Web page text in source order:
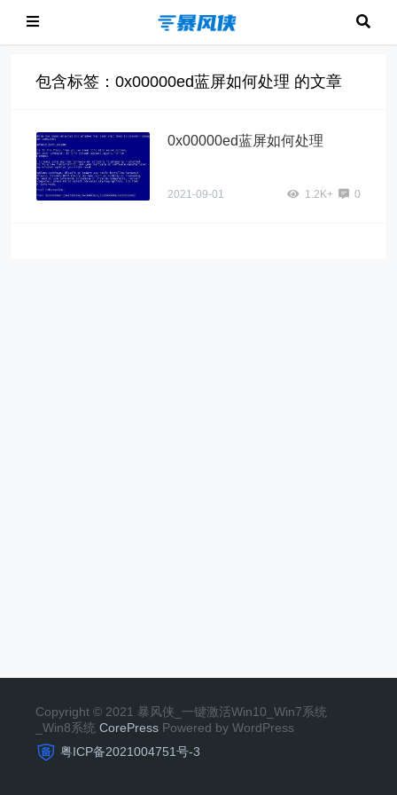
包含标签：0x00000ed蓝屏如何处理 的文章
0x00000ed蓝屏如何处理
2021-09-01 1.2K+ 0
Copyright © 2021 暴风侠_一键激活Win10_Win7系统
_Win8系统 CorePress Powered by WordPress
粤ICP备2021004751号-3